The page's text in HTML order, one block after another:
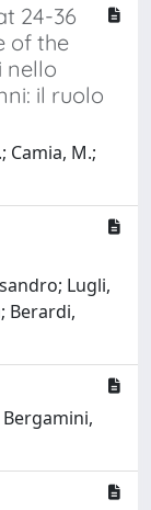
24-36
of the
nello
il ruolo
Camia, M.;
Lugli,
Berardi,